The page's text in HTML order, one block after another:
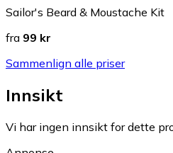
Sailor's Beard & Moustache Kit
fra 99 kr
Sammenlign alle priser
Innsikt
Vi har ingen innsikt for dette